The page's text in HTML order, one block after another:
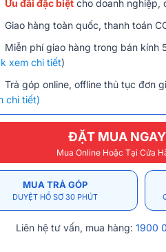
Ưu đãi đặc biệt cho doanh nghiệp,
Giao hàng toàn quốc, thanh toán
Miễn phí giao hàng trong bán kính
xem chi tiết)
Trả góp online, offline thủ tục đơn
chi tiết)
ĐẶT MUA NGAY
Mua Online Hoặc Tại Cửa
MUA TRẢ GÓP
DUYỆT HỒ SƠ 30 PHÚT
Liên hệ tư vấn, mua hàng: 1900